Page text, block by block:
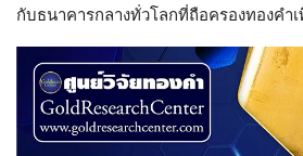
กับธนาคารกลางทั่วโลกที่ถือครองทองคำ